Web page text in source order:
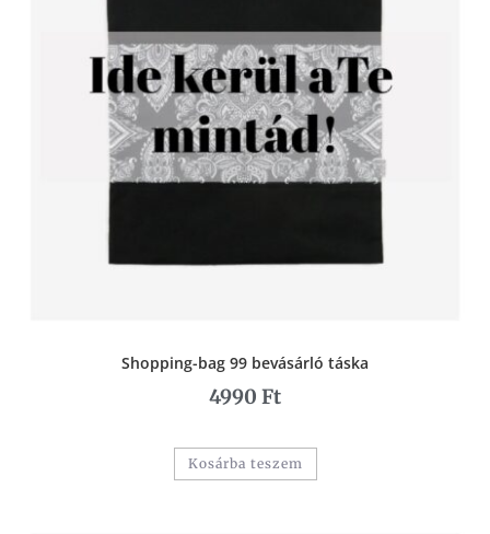
Shopping-bag 99 bevásárló táska
4990 Ft
Kosárba teszem